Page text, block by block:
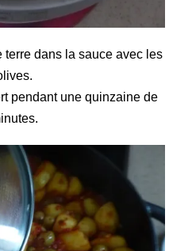
terre dans la sauce avec les
pendant une quinzaine de